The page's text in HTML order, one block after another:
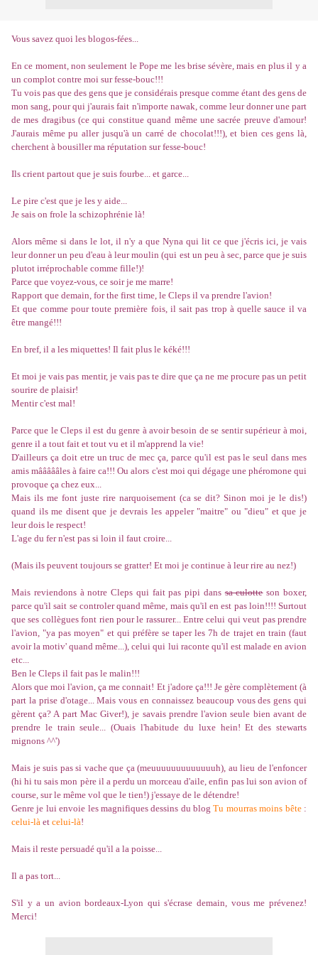
Vous savez quoi les blogos-fées...
En ce moment, non seulement le Pope me les brise sévère, mais en plus il y a
un complot contre moi sur fesse-bouc!!!
Tu vois pas que des gens que je considérais presque comme étant des gens de
mon sang, pour qui j'aurais fait n'importe nawak, comme leur donner une part
de mes dragibus (ce qui constitue quand même une sacrée preuve d'amour!
J'aurais même pu aller jusqu'à un carré de chocolat!!!), et bien ces gens là,
cherchent à bousiller ma réputation sur fesse-bouc!
Ils crient partout que je suis fourbe... et garce...
Le pire c'est que je les y aide...
Je sais on frole la schizophrénie là!
Alors même si dans le lot, il n'y a que Nyna qui lit ce que j'écris ici, je vais
leur donner un peu d'eau à leur moulin (qui est un peu à sec, parce que je suis
plutot irréprochable comme fille!)!
Parce que voyez-vous, ce soir je me marre!
Rapport que demain, for the first time, le Cleps il va prendre l'avion!
Et que comme pour toute première fois, il sait pas trop à quelle sauce il va
être mangé!!!
En bref, il a les miquettes! Il fait plus le kéké!!!
Et moi je vais pas mentir, je vais pas te dire que ça ne me procure pas un petit
sourire de plaisir!
Mentir c'est mal!
Parce que le Cleps il est du genre à avoir besoin de se sentir supérieur à moi,
genre il a tout fait et tout vu et il m'apprend la vie!
D'ailleurs ça doit etre un truc de mec ça, parce qu'il est pas le seul dans mes
amis mâââââles à faire ca!!! Ou alors c'est moi qui dégage une phéromone qui
provoque ça chez eux...
Mais ils me font juste rire narquoisement (ca se dit? Sinon moi je le dis!)
quand ils me disent que je devrais les appeler "maitre" ou "dieu" et que je
leur dois le respect!
L'age du fer n'est pas si loin il faut croire...
(Mais ils peuvent toujours se gratter! Et moi je continue à leur rire au nez!)
Mais reviendons à notre Cleps qui fait pas pipi danssa culotteson boxer,
parce qu'il sait se controler quand même, mais qu'il en est pas loin!!!! Surtout
que ses collègues font rien pour le rassurer... Entre celui qui veut pas prendre
l'avion, "ya pas moyen" et qui préfère se taper les 7h de trajet en train (faut
avoir la motiv' quand même...), celui qui lui raconte qu'il est malade en avion
etc...
Ben le Cleps il fait pas le malin!!!
Alors que moi l'avion, ça me connait! Et j'adore ça!!! Je gère complètement (à
part la prise d'otage... Mais vous en connaissez beaucoup vous des gens qui
gèrent ça? A part Mac Giver!), je savais prendre l'avion seule bien avant de
prendre le train seule... (Ouais l'habitude du luxe hein! Et des stewarts
mignons ^^')
Mais je suis pas si vache que ça (meuuuuuuuuuuuuuh), au lieu de l'enfoncer
(hi hi tu sais mon père il a perdu un morceau d'aile, enfin pas lui son avion of
course, sur le même vol que le tien!) j'essaye de le détendre!
Genre je lui envoie les magnifiques dessins du blogTu mourras moins bête:
celui-là et celui-là!
Mais il reste persuadé qu'il a la poisse...
Il a pas tort...
S'il y a un avion bordeaux-Lyon qui s'écrase demain, vous me prévenez!
Merci!